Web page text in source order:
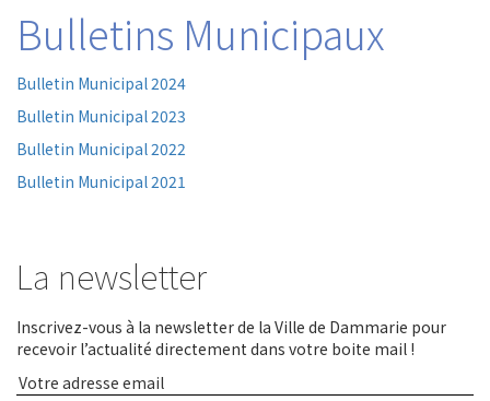
Bulletins Municipaux
Bulletin Municipal 2024
Bulletin Municipal 2023
Bulletin Municipal 2022
Bulletin Municipal 2021
La newsletter
Inscrivez-vous à la newsletter de la Ville de Dammarie pour
recevoir l’actualité directement dans votre boite mail !